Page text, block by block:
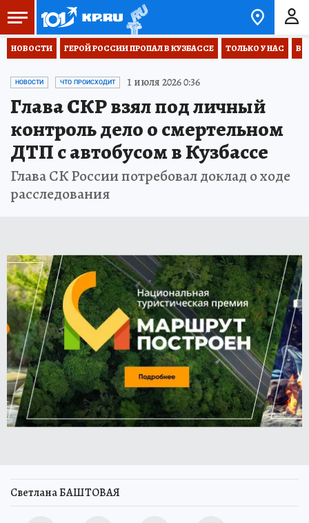
НОВОСТИ ГЕРОЙ РОССИИ ПРОПАЛ В КУЗБАССЕ ТОЛЬКО У НАС
НОВОСТИ ЧТО ПРОИСХОДИТ 1 июля 2026 0:36
Глава СКР взял под личный
контроль дело о смертельном
ДТП с автобусом в Кузбассе
Глава СК России потребовал доклад о ходе
расследования
Светлана БАШТОВАЯ